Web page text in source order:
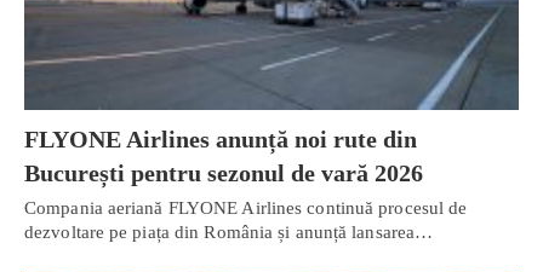
FLYONE Airlines anunță noi rute din
București pentru sezonul de vară 2026
Compania aeriană FLYONE Airlines continuă procesul de
dezvoltare pe piața din România și anunță lansarea…